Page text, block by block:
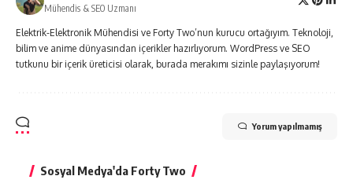
Mühendis & SEO Uzmanı
Elektrik-Elektronik Mühendisi ve Forty Two’nun kurucu ortağıyım. Teknoloji,
bilim ve anime dünyasından içerikler hazırlıyorum. WordPress ve SEO
tutkunu bir içerik üreticisi olarak, burada merakımı sizinle paylaşıyorum!
Yorum yapılmamış
Sosyal Medya'da Forty Two